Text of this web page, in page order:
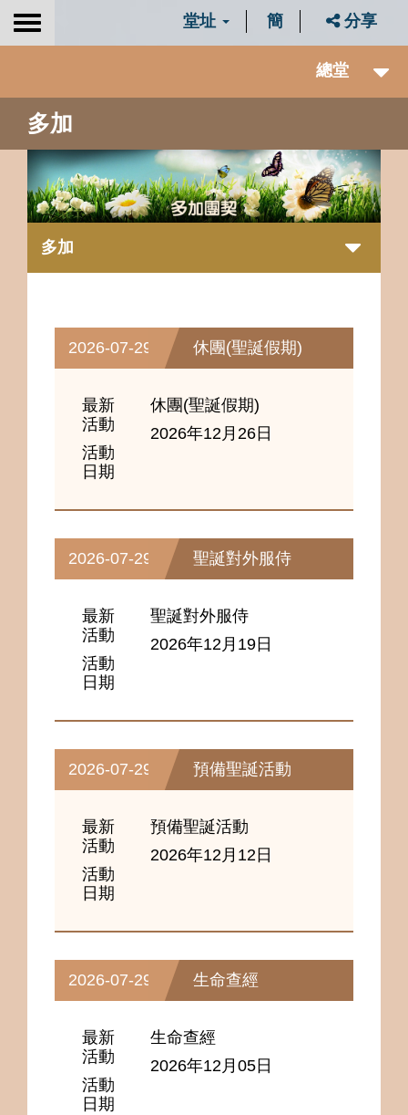
Toggle
堂址 簡 分享
總堂
多加
多加
2026-07-29 休團(聖誕假期)
最新
活動
活動
日期
休團(聖誕假期)
2026年12月26日
2026-07-29 聖誕對外服侍
最新
活動
活動
日期
聖誕對外服侍
2026年12月19日
2026-07-29 預備聖誕活動
最新
活動
活動
日期
預備聖誕活動
2026年12月12日
2026-07-29 生命查經
最新
活動
活動
日期
生命查經
2026年12月05日